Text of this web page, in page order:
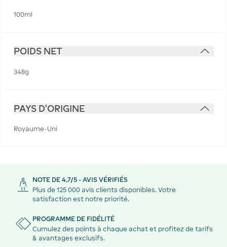
100ml
POIDS NET
348g
PAYS D'ORIGINE
Royaume-Uni
NOTE DE 4,7/5 - AVIS VÉRIFIÉS
Plus de 125 000 avis clients disponibles. Votre
satisfaction est notre priorité.
PROGRAMME DE FIDÉLITÉ
Cumulez des points à chaque achat et profitez de tarifs
& avantages exclusifs.